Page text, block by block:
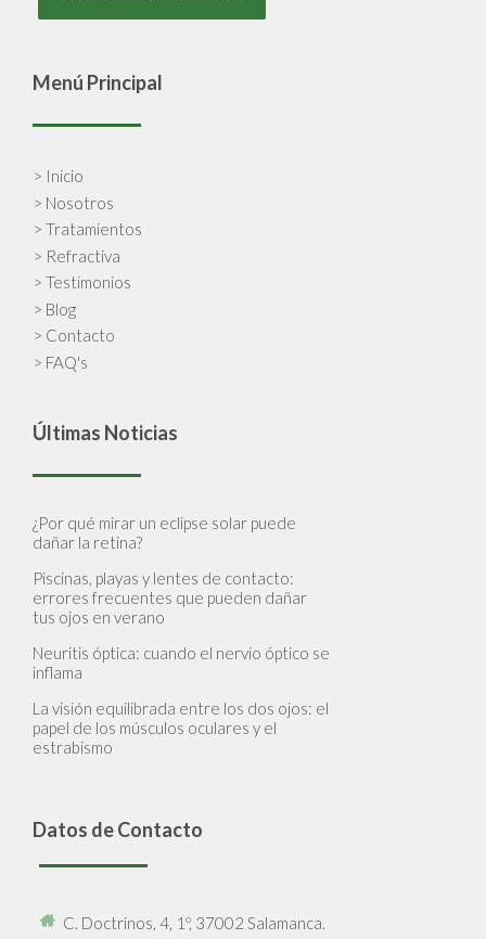
Menú Principal
> Inicio
> Nosotros
> Tratamientos
> Refractiva
> Testimonios
> Blog
> Contacto
> FAQ's
Últimas Noticias
¿Por qué mirar un eclipse solar puede
dañar la retina?
Piscinas, playas y lentes de contacto:
errores frecuentes que pueden dañar
tus ojos en verano
Neuritis óptica: cuando el nervio óptico se
inflama
La visión equilibrada entre los dos ojos: el
papel de los músculos oculares y el
estrabismo
Datos de Contacto
C. Doctrinos, 4, 1º, 37002 Salamanca.